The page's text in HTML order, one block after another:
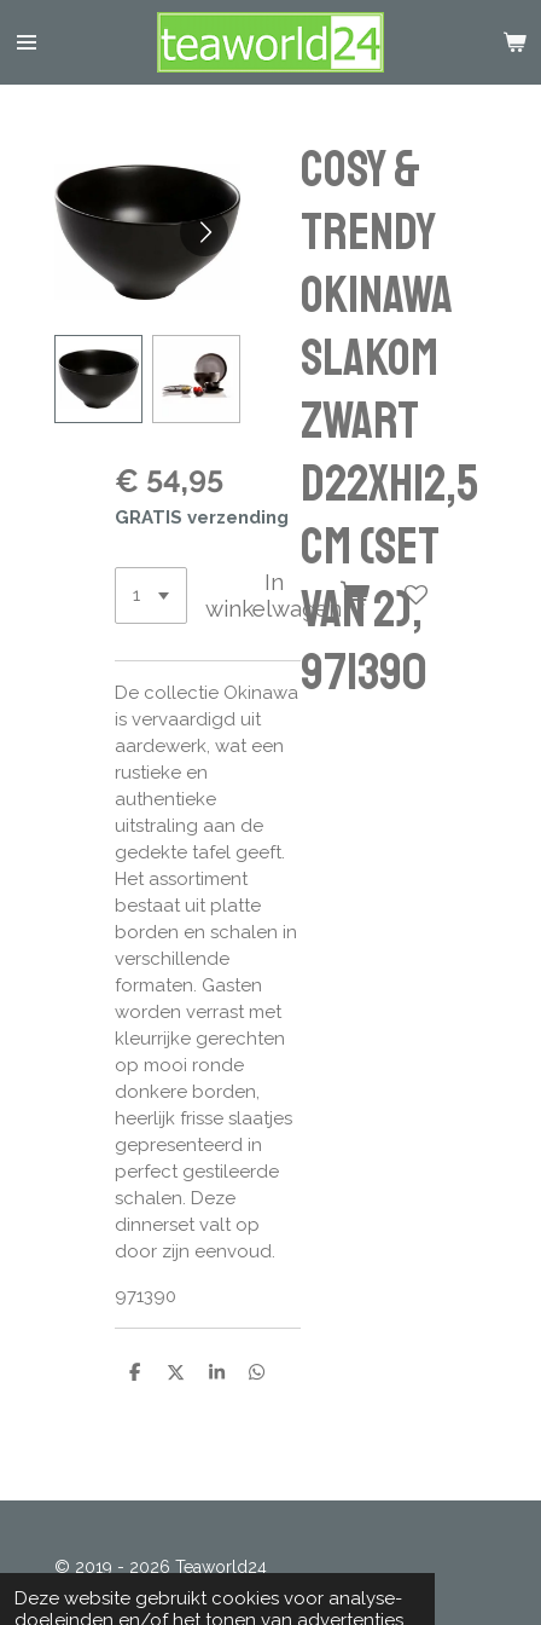
Deze website gebruikt cookies voor analyse-
doeleinden en/of het tonen van advertenties.
direct
Cosy &
Trendy
OKINAWA
SLAKOM
ZWART
D22XH12,5
CM (set
van 2),
971390
€ 54,95
GRATIS verzending
In
winkelwagen
De collectie Okinawa
is vervaardigd uit
aardewerk, wat een
rustieke en
authentieke
uitstraling aan de
gedekte tafel geeft.
Het assortiment
bestaat uit platte
borden en schalen in
verschillende
formaten. Gasten
worden verrast met
kleurrijke gerechten
op mooi ronde
donkere borden,
heerlijk frisse slaatjes
gepresenteerd in
perfect gestileerde
schalen. Deze
dinnerset valt op
door zijn eenvoud.
971390
D
D
S
D
© 2019 - 2026 Teaworld24
Powered by JouwWeb